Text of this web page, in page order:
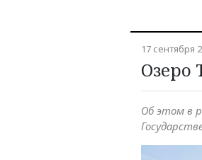
17 сентября
Озеро
Об этом в